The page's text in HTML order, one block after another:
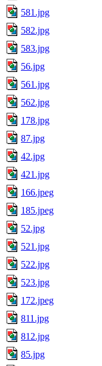
581.jpg
582.jpg
583.jpg
56.jpg
561.jpg
562.jpg
178.jpg
87.jpg
42.jpg
421.jpg
166.jpeg
185.jpeg
52.jpg
521.jpg
522.jpg
523.jpg
172.jpeg
811.jpg
812.jpg
85.jpg